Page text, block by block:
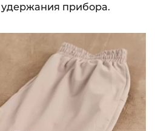
удержания прибора.